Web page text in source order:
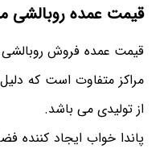
قیمت عمده روبالشی
قیمت عمده فروش روبالشی
مراکز متفاوت است که
از تولیدی می باشد.
پاندا خواب ایجاد کننده